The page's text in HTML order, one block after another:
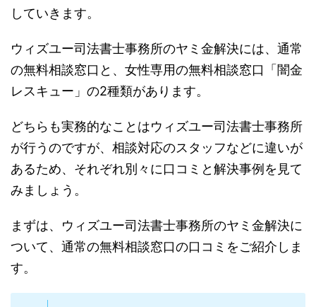
していきます。
ウィズユー司法書士事務所のヤミ金解決には、通常
の無料相談窓口と、女性専用の無料相談窓口「闇金
レスキュー」の2種類があります。
どちらも実務的なことはウィズユー司法書士事務所
が行うのですが、相談対応のスタッフなどに違いが
あるため、それぞれ別々に口コミと解決事例を見て
みましょう。
まずは、ウィズユー司法書士事務所のヤミ金解決に
ついて、通常の無料相談窓口の口コミをご紹介しま
す。